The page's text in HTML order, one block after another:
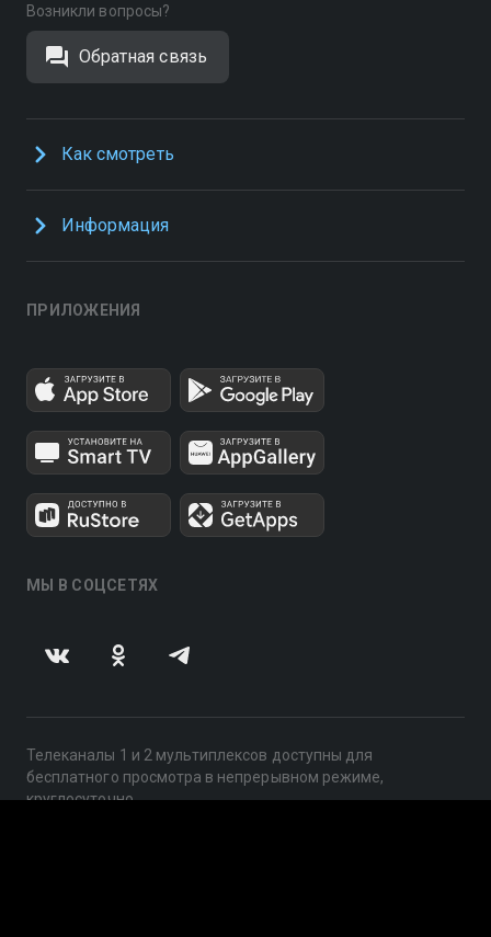
Возникли вопросы?
Обратная связь
Как смотреть
Информация
ПРИЛОЖЕНИЯ
МЫ В СОЦСЕТЯХ
Телеканалы 1 и 2 мультиплексов доступны для
бесплатного просмотра в непрерывном режиме,
круглосуточно.